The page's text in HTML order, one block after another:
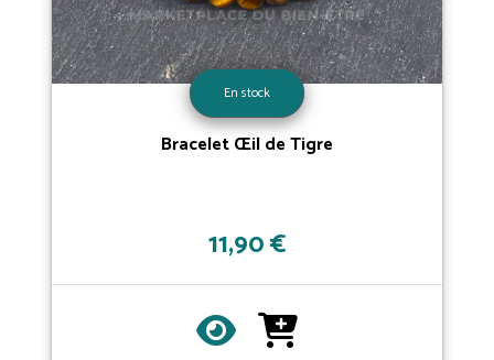
En stock
Bracelet Œil de Tigre
11,90 €